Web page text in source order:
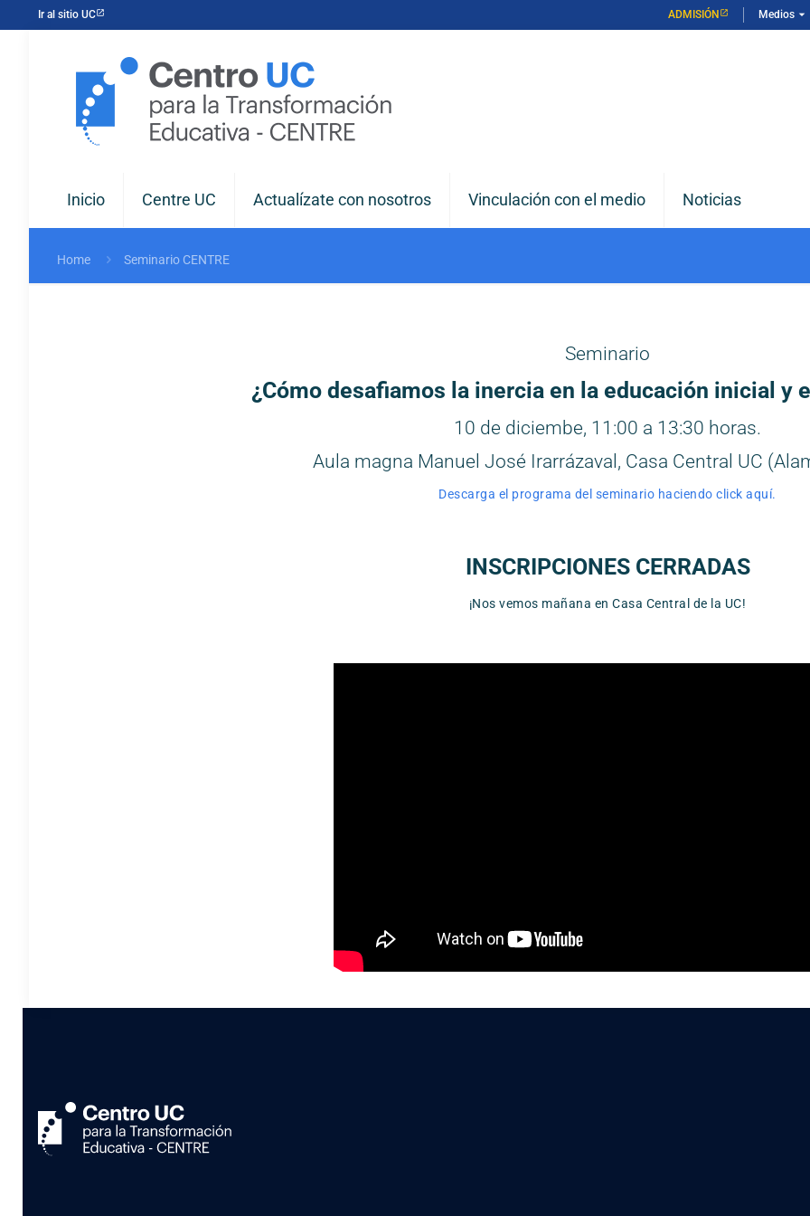
Ir al sitio UC ADMISIÓN Medios arrow_drop_down
Inicio Centre UC Actualízate con nosotros Vinculación con el medio Noticias
Home Seminario CENTRE
Seminario
¿Cómo desafiamos la inercia en la educación inicial y
10 de diciembe, 11:00 a 13:30 horas.
Aula magna Manuel José Irarrázaval, Casa Central UC
Descarga el programa del seminario haciendo click aquí.
INSCRIPCIONES CERRADAS
¡Nos vemos mañana en Casa Central de la UC!